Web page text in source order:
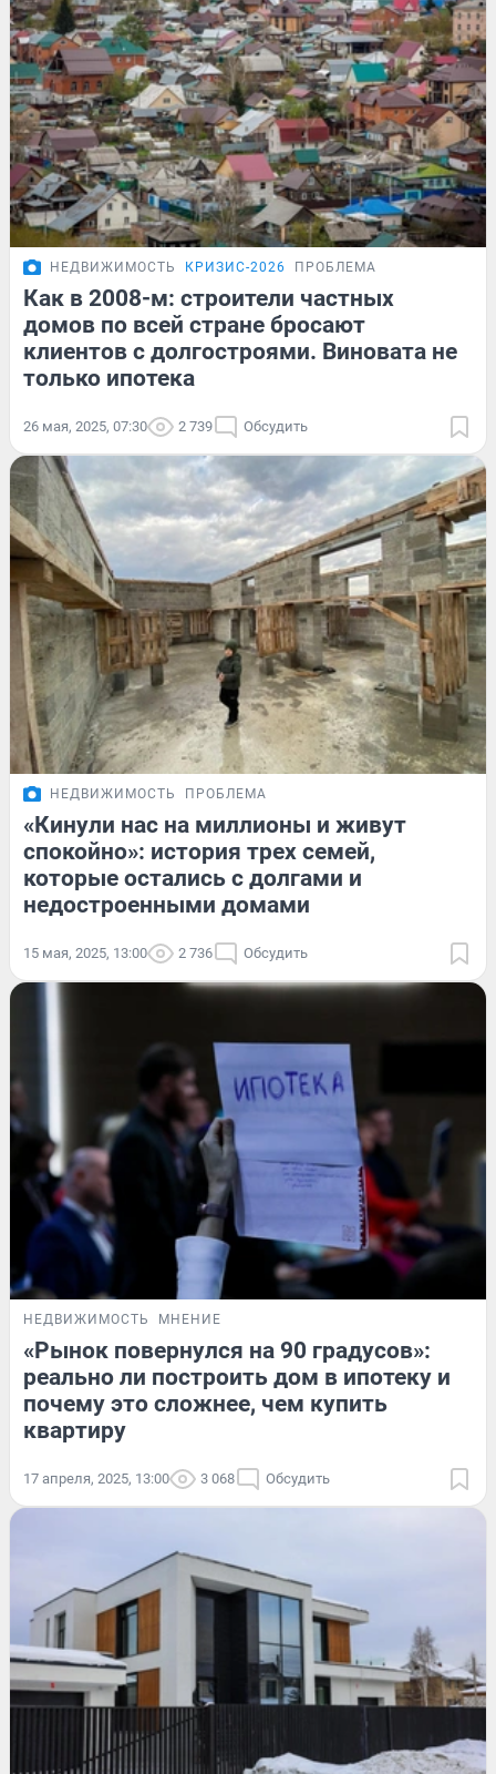
НЕДВИЖИМОСТЬ КРИЗИС-2026 ПРОБЛЕМА
Как в 2008-м: строители частных
домов по всей стране бросают
клиентов с долгостроями. Виновата не
только ипотека
26 мая, 2025, 07:30 2 739 Обсудить
НЕДВИЖИМОСТЬ ПРОБЛЕМА
«Кинули нас на миллионы и живут
спокойно»: история трех семей,
которые остались с долгами и
недостроенными домами
15 мая, 2025, 13:00 2 736 Обсудить
НЕДВИЖИМОСТЬ МНЕНИЕ
«Рынок повернулся на 90 градусов»:
реально ли построить дом в ипотеку и
почему это сложнее, чем купить
квартиру
17 апреля, 2025, 13:00 3 068 Обсудить